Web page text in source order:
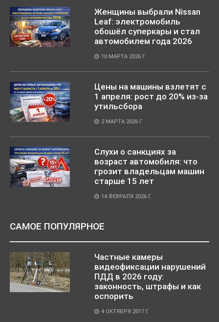
Женщины выбрали Nissan
Leaf: электромобиль
обошёл суперкары и стал
автомобилем года 2026
10 МАРТА 2026 Г.
Цены на машины взлетят с
1 апреля: рост до 20% из-за
утильсбора
2 МАРТА 2026 Г.
Слухи о санкциях за
возраст автомобиля: что
грозит владельцам машин
старше 15 лет
14 ФЕВРАЛЯ 2026 Г.
САМОЕ ПОПУЛЯРНОЕ
Частные камеры
видеофиксации нарушений
ПДД в 2026 году:
законность, штрафы и как
оспорить
4 ОКТЯБРЯ 2017 Г.